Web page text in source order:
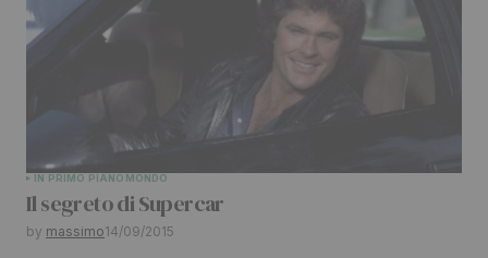
Comment
Your Name
Your E-mail
IN PRIMO PIANO MONDO
Il segreto di Supercar
by massimo14/09/2015